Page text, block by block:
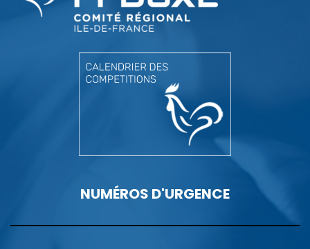
NUMÉROS D'URGENCE